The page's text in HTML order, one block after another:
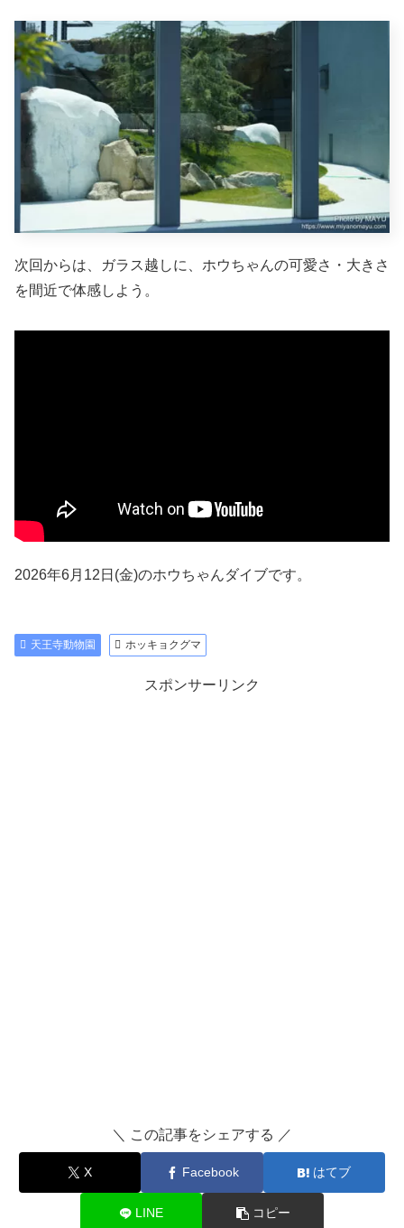
次回からは、ガラス越しに、ホウちゃんの可愛さ・大きさ
を間近で体感しよう。
2026年6月12日(金)のホウちゃんダイブです。
天王寺動物園 ホッキョクグマ
スポンサーリンク
＼ この記事をシェアする ／
X Facebook はてブ
LINE コピー